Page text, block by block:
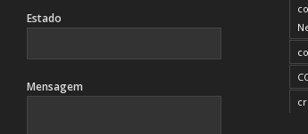
Estado
Mensagem